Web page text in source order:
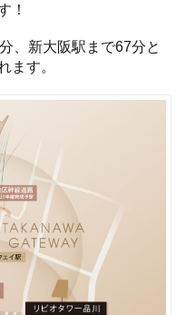
！
、新大阪駅まで67分と
ます。